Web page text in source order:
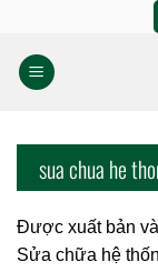
nội
dung
sua chua he
Được xuất bản
Sửa chữa hệ